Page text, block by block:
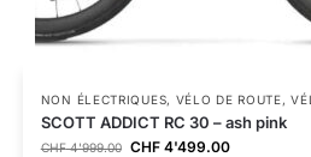
NON ÉLECTRIQUES, VÉLO DE ROUTE,
SCOTT ADDICT RC 30 – ash pink
CHF4'999.00 CHF4'499.00